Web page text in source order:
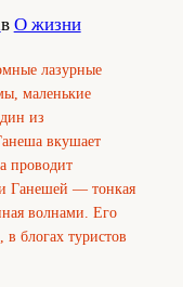
в О жизни
лазурные
маленькие
из
вкушает
проводит
Ганешей — тонкая
волнами. Его
блогах туристов